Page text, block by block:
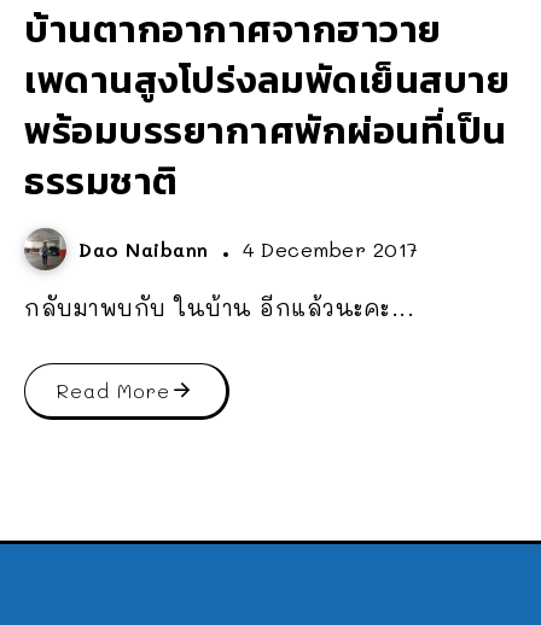
บ้านตากอากาศจากฮาวาย
เพดานสูงโปร่งลมพัดเย็นสบาย
พร้อมบรรยากาศพักผ่อนที่เป็น
ธรรมชาติ
Dao Naibann 4 December 2017
กลับมาพบกับ ในบ้าน อีกแล้วนะคะ...
Read More